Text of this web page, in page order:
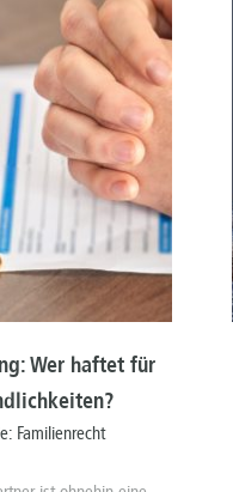
Wer haftet für
Familienrecht